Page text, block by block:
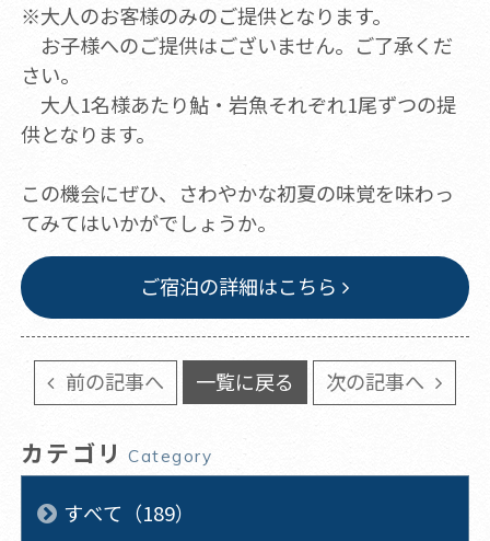
※大人のお客様のみのご提供となります。
お子様へのご提供はございません。ご了承くだ
さい。
大人1名様あたり鮎・岩魚それぞれ1尾ずつの提
供となります。
この機会にぜひ、さわやかな初夏の味覚を味わっ
てみてはいかがでしょうか。
ご宿泊の詳細はこちら
前の記事へ 一覧に戻る 次の記事へ
カテゴリ Category
すべて（189）